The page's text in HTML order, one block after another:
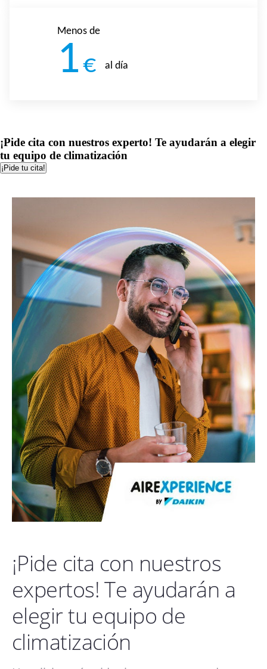
Menos de
1€ al día
¡Pide cita con nuestros experto! Te ayudarán a elegir
tu equipo de climatización
¡Pide tu cita!
¡Pide cita con nuestros
expertos! Te ayudarán a
elegir tu equipo de
climatización